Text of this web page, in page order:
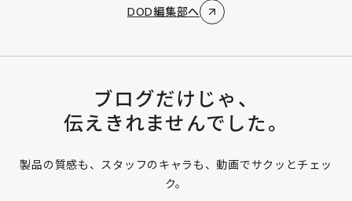
DOD編集部へ
ブログだけじゃ、
伝えきれませんでした。
製品の質感も、スタッフのキャラも、動画でサクッとチェッ
ク。